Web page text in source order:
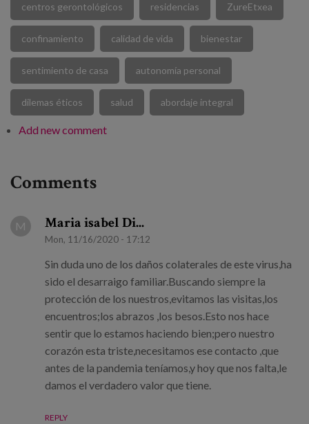
centros gerontológicos residencias ZureEtxea
confinamiento calidad de vida bienestar
sentimiento de casa autonomía personal
dilemas éticos salud abordaje integral
Add new comment
Comments
M Maria isabel Di...
Mon, 11/16/2020 - 17:12
Sin duda uno de los daños colaterales de este virus,ha
sido el desarraigo familiar.Buscando siempre la
protección de los nuestros,evitamos las visitas,los
encuentros;los abrazos ,los besos.Esto nos hace
sentir que lo estamos haciendo bien;pero nuestro
corazón esta triste,necesitamos ese contacto ,que
antes de la pandemia teníamos,y hoy que nos falta,le
damos el verdadero valor que tiene.
REPLY